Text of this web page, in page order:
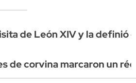
de León XIV y la definió
de corvina marcaron un